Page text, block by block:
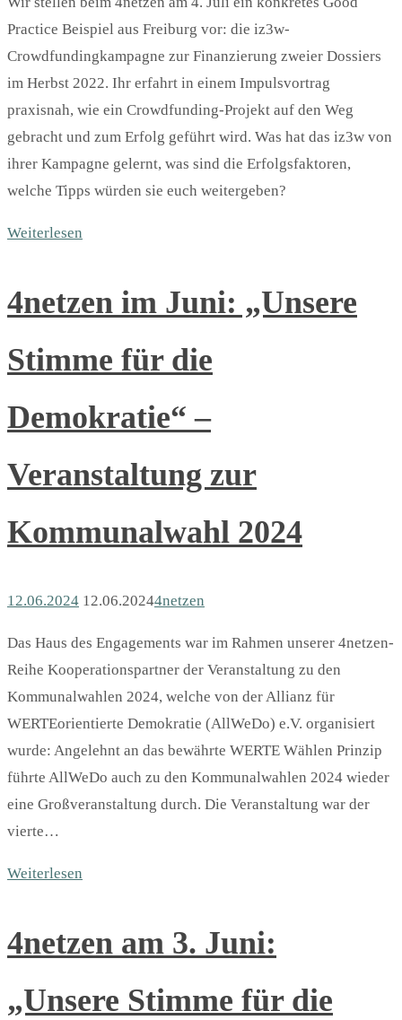
Practice Beispiel aus Freiburg vor: die iz3w-
Crowdfundingkampagne zur Finanzierung zweier Dossiers
im Herbst 2022. Ihr erfahrt in einem Impulsvortrag
praxisnah, wie ein Crowdfunding-Projekt auf den Weg
gebracht und zum Erfolg geführt wird. Was hat das iz3w von
ihrer Kampagne gelernt, was sind die Erfolgsfaktoren,
welche Tipps würden sie euch weitergeben?
Weiterlesen
4netzen im Juni: „Unsere
Stimme für die
Demokratie“ –
Veranstaltung zur
Kommunalwahl 2024
12.06.2024 12.06.20244netzen
Das Haus des Engagements war im Rahmen unserer 4netzen-
Reihe Kooperationspartner der Veranstaltung zu den
Kommunalwahlen 2024, welche von der Allianz für
WERTEorientierte Demokratie (AllWeDo) e.V. organisiert
wurde: Angelehnt an das bewährte WERTE Wählen Prinzip
führte AllWeDo auch zu den Kommunalwahlen 2024 wieder
eine Großveranstaltung durch. Die Veranstaltung war der
vierte…
Weiterlesen
4netzen am 3. Juni:
„Unsere Stimme für die